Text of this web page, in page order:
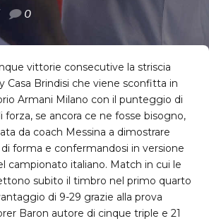
0
vittorie consecutive la striscia
Casa Brindisi che viene sconfitta in
Armani Milano con il punteggio di
forza, se ancora ce ne fosse bisogno,
da coach Messina a dimostrare
forma e confermandosi in versione
campionato italiano. Match in cui le
subito il timbro nel primo quarto
di 9-29 grazie alla prova
Baron autore di cinque triple e 21